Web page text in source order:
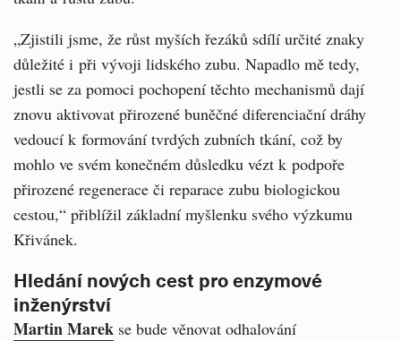
„Zjistili jsme, že růst myších řezáků sdílí určité znaky
důležité i při vývoji lidského zubu. Napadlo mě tedy,
jestli se za pomoci pochopení těchto mechanismů dají
znovu aktivovat přirozené buněčné diferenciační dráhy
vedoucí k formování tvrdých zubních tkání, což by
mohlo ve svém konečném důsledku vézt k podpoře
přirozené regenerace či reparace zubu biologickou
cestou,“ přiblížil základní myšlenku svého výzkumu
Křivánek.
Hledání nových cest pro enzymové
inženýrství
Martin Marek se bude věnovat odhalování